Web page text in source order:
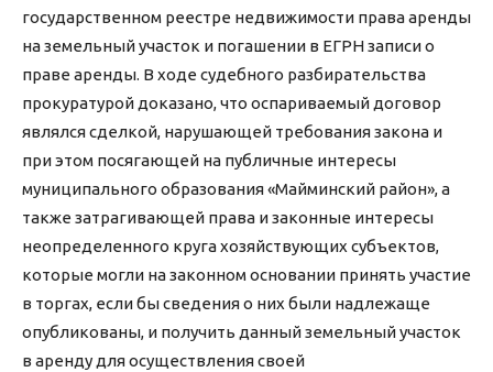
государственном реестре недвижимости права аренды
на земельный участок и погашении в ЕГРН записи о
праве аренды. В ходе судебного разбирательства
прокуратурой доказано, что оспариваемый договор
являлся сделкой, нарушающей требования закона и
при этом посягающей на публичные интересы
муниципального образования «Майминский район», а
также затрагивающей права и законные интересы
неопределенного круга хозяйствующих субъектов,
которые могли на законном основании принять участие
в торгах, если бы сведения о них были надлежаще
опубликованы, и получить данный земельный участок
в аренду для осуществления своей